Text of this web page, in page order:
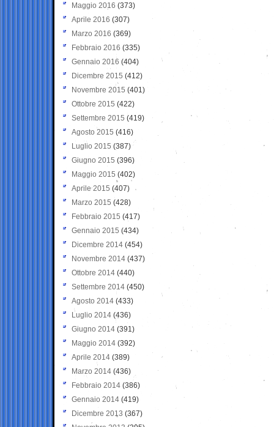
Maggio 2016 (373)
Aprile 2016 (307)
Marzo 2016 (369)
Febbraio 2016 (335)
Gennaio 2016 (404)
Dicembre 2015 (412)
Novembre 2015 (401)
Ottobre 2015 (422)
Settembre 2015 (419)
Agosto 2015 (416)
Luglio 2015 (387)
Giugno 2015 (396)
Maggio 2015 (402)
Aprile 2015 (407)
Marzo 2015 (428)
Febbraio 2015 (417)
Gennaio 2015 (434)
Dicembre 2014 (454)
Novembre 2014 (437)
Ottobre 2014 (440)
Settembre 2014 (450)
Agosto 2014 (433)
Luglio 2014 (436)
Giugno 2014 (391)
Maggio 2014 (392)
Aprile 2014 (389)
Marzo 2014 (436)
Febbraio 2014 (386)
Gennaio 2014 (419)
Dicembre 2013 (367)